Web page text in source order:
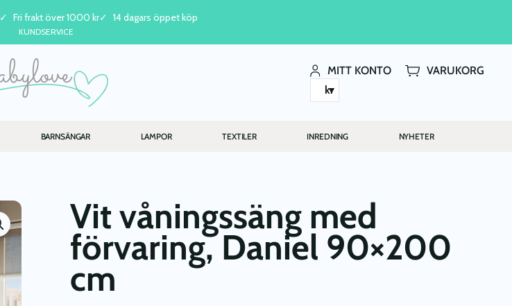
Fri frakt över 1000 kr 14 dagars öppet köp
KUNDSERVICE
MITT KONTO
VARUKORG
kr
BARNSÄNGAR LAMPOR TEXTILER INREDNING NYHETER
Vit våningssäng med
förvaring, Daniel 90×200
cm